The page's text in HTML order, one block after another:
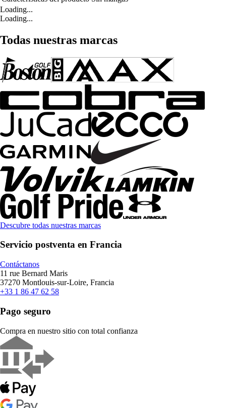
Loading...
Loading...
Todas nuestras marcas
Descubre todas nuestras marcas
Servicio postventa en Francia
Contáctanos
11 rue Bernard Maris
37270 Montlouis-sur-Loire, Francia
+33 1 86 47 62 58
Pago seguro
Compra en nuestro sitio con total confianza